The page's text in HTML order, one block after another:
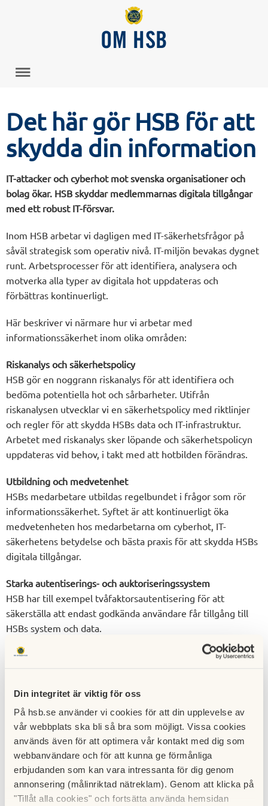
Din integritet är viktig för oss
På hsb.se använder vi cookies för att din upplevelse av
vår webbplats ska bli så bra som möjligt. Vissa cookies
används även för att optimera vår kontakt med dig som
webbanvändare och för att kunna ge förmånliga
erbjudanden som kan vara intressanta för dig genom
annonsering (målinriktad nätreklam). Genom att klicka på
"Tillåt alla cookies" och fortsätta använda hemsidan
OM HSB
Det här gör HSB för att
skydda din information
IT-attacker och cyberhot mot svenska organisationer och
bolag ökar. HSB skyddar medlemmarnas digitala tillgångar
med ett robust IT-försvar.
Inom HSB arbetar vi dagligen med IT-säkerhetsfrågor på
såväl strategisk som operativ nivå. IT-miljön bevakas dygnet
runt. Arbetsprocesser för att identifiera, analysera och
motverka alla typer av digitala hot uppdateras och
förbättras kontinuerligt.
Här beskriver vi närmare hur vi arbetar med
informationssäkerhet inom olika områden:
Riskanalys och säkerhetspolicy
HSB gör en noggrann riskanalys för att identifiera och
bedöma potentiella hot och sårbarheter. Utifrån
riskanalysen utvecklar vi en säkerhetspolicy med riktlinjer
och regler för att skydda HSBs data och IT-infrastruktur.
Arbetet med riskanalys sker löpande och säkerhetspolicyn
uppdateras vid behov, i takt med att hotbilden förändras.
Utbildning och medvetenhet
HSBs medarbetare utbildas regelbundet i frågor som rör
informationssäkerhet. Syftet är att kontinuerligt öka
medvetenheten hos medarbetarna om cyberhot, IT-
säkerhetens betydelse och bästa praxis för att skydda HSBs
digitala tillgångar.
Starka autentiserings- och auktoriseringssystem
HSB har till exempel tvåfaktorsautentisering för att
säkerställa att endast godkända användare får tillgång till
HSBs system och data.
Uppdateringar och patchar
och tydliga rutiner ser vi till att eventuella kända
sårbarheter snabbt åtgärdas.
Intrångsdetektering och respons
HSB har intrångsdetekteringssystem och
övervakningsskydd dygnet runt (Security Operations
Center) som kan upptäcka obehörig aktivitet och snabbt
svara på potentiella hot. Dessutom sker loggning av alla